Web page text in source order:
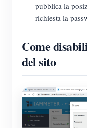
pubblica la
richiesta la
Come
del sito